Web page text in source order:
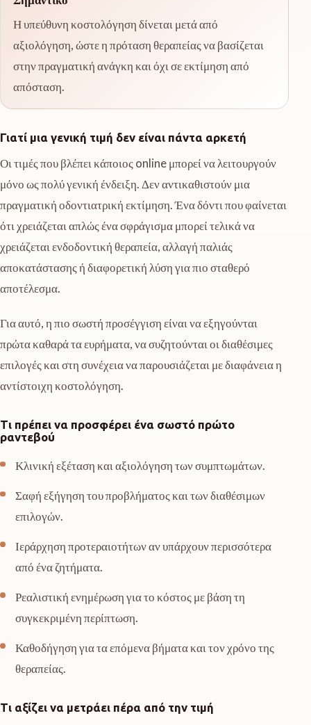
Η υπεύθυνη κοστολόγηση δίνεται μετά από
αξιολόγηση, ώστε η πρόταση θεραπείας να βασίζεται
στην πραγματική ανάγκη και όχι σε εκτίμηση από
απόσταση.
Γιατί μια γενική τιμή δεν είναι πάντα αρκετή
Οι τιμές που βλέπει κάποιος online μπορεί να λειτουργούν
μόνο ως πολύ γενική ένδειξη. Δεν αντικαθιστούν μια
πραγματική οδοντιατρική εκτίμηση. Ένα δόντι που φαίνεται
ότι χρειάζεται απλώς ένα σφράγισμα μπορεί τελικά να
χρειάζεται ενδοδοντική θεραπεία, αλλαγή παλιάς
αποκατάστασης ή διαφορετική λύση για πιο σταθερό
αποτέλεσμα.
Για αυτό, η πιο σωστή προσέγγιση είναι να εξηγούνται
πρώτα καθαρά τα ευρήματα, να συζητούνται οι διαθέσιμες
επιλογές και στη συνέχεια να παρουσιάζεται με διαφάνεια η
αντίστοιχη κοστολόγηση.
Τι πρέπει να προσφέρει ένα σωστό πρώτο
ραντεβού
Κλινική εξέταση και αξιολόγηση των συμπτωμάτων.
Σαφή εξήγηση του προβλήματος και των διαθέσιμων
επιλογών.
Ιεράρχηση προτεραιοτήτων αν υπάρχουν περισσότερα
από ένα ζητήματα.
Ρεαλιστική ενημέρωση για το κόστος με βάση τη
συγκεκριμένη περίπτωση.
Καθοδήγηση για τα επόμενα βήματα και τον χρόνο της
θεραπείας.
Τι αξίζει να μετράει πέρα από την τιμή